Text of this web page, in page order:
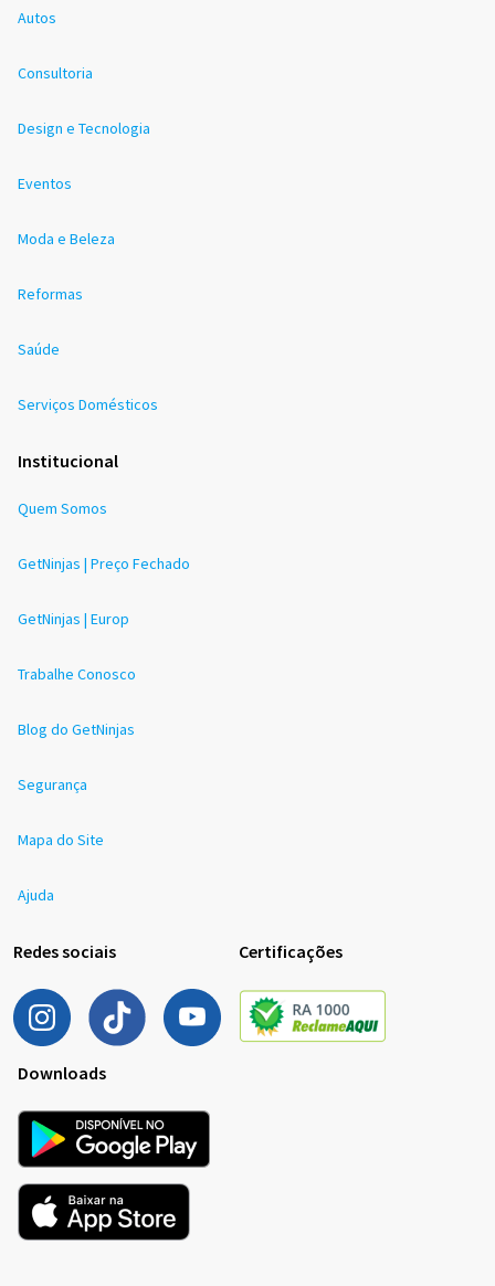
Autos
Consultoria
Design e Tecnologia
Eventos
Moda e Beleza
Reformas
Saúde
Serviços Domésticos
Institucional
Quem Somos
GetNinjas | Preço Fechado
GetNinjas | Europ
Trabalhe Conosco
Blog do GetNinjas
Segurança
Mapa do Site
Ajuda
Redes sociais Certificações
Downloads